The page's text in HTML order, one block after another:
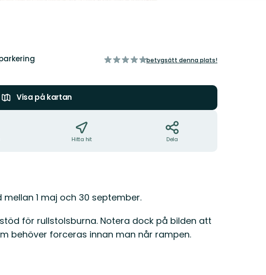
av
betygsätt denna plats!
Visa på kartan
Hitta hit Dela
1 maj och 30 september.
för rullstolsburna. Notera dock på bilden att
behöver forceras innan man når rampen.